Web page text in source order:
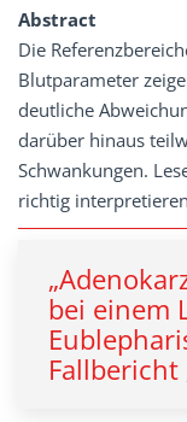
Abstract
Die
Blutparameter
deutliche
darüber hinaus
Schwankungen.
richtig
bei einem
Fallbericht